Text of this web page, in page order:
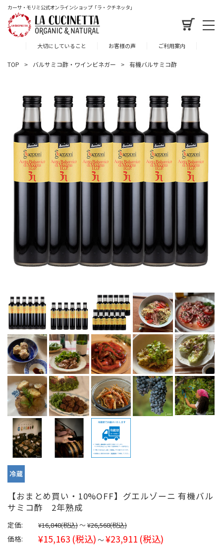
カーサ・モリミ公式オンラインショップ「ラ・クチネッタ」
大切にしていること お客様の声 ご利用案内
TOP バルサミコ酢・ワインビネガー 有機バルサミコ酢
【おまとめ買い・10%OFF】グエルゾーニ 有機バル
サミコ酢 2年熟成
定価: ¥16,848(税込)～ ¥26,568(税込)
価格: ¥15,163 (税込) ～ ¥23,911 (税込)